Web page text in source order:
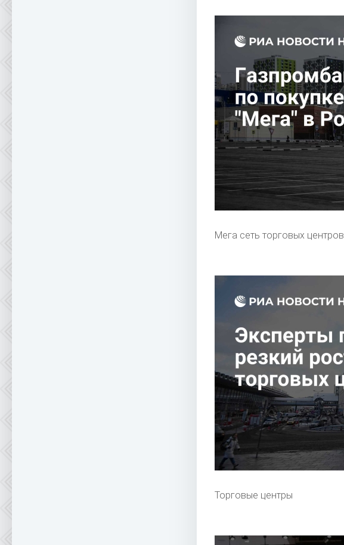
Мега сеть торговых центров
Торговые центры